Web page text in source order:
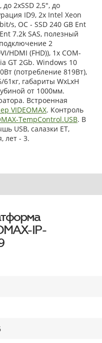
2xSSD 2,5", до
ID9, 2x Intel Xeon
s, OС - SSD 240 GB Ent
7.2k SAS, полезный
2
HDMI (FHD)), 1x COM-
GT 2Gb. Windows 10
(потребление 819Вт),
габариты WxLxH
от 1000мм.
Встроенная
VIDEOMAX. Контроль
TempControl.USB. В
USB, салазки ET,
лет - 3.
IP-